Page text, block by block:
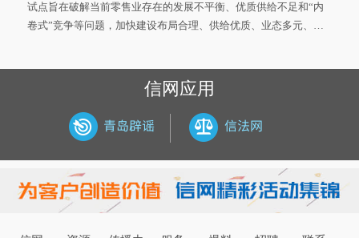
试点旨在破解当前零售业存在的发展不平衡、优质供给不足和“内
卷式”竞争等问题，加快建设布局合理、供给优质、业态多元、智
信网应用